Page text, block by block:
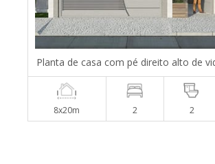
Planta de casa com pé direito alto de
8x20m 2 2